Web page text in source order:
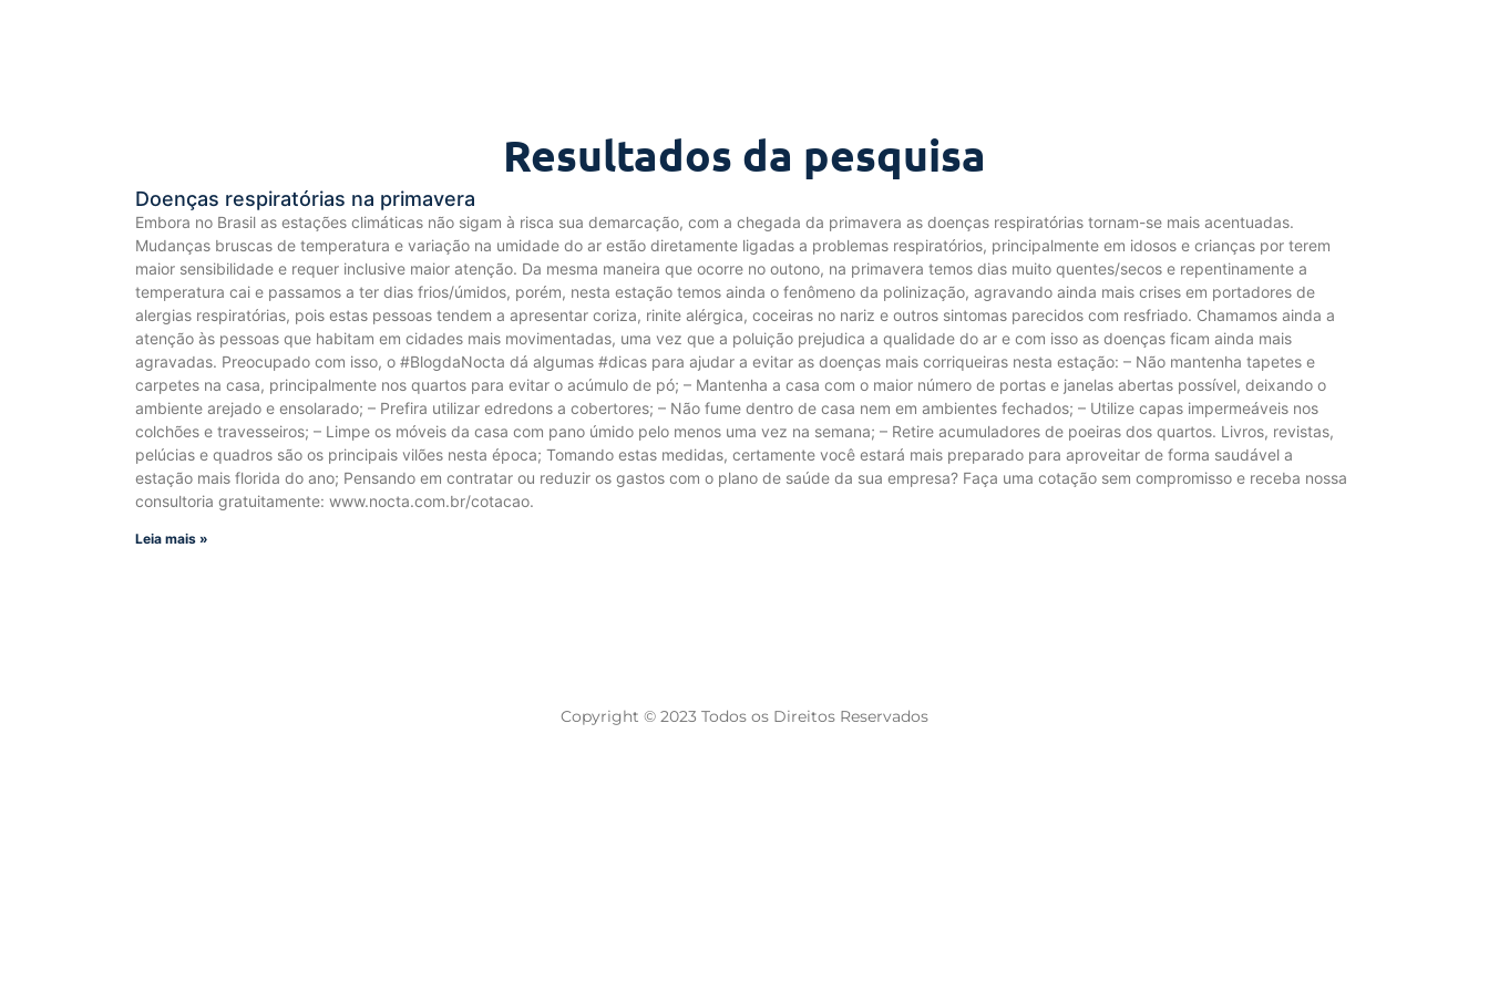
Resultados da pesquisa
Doenças respiratórias na primavera
Embora no Brasil as estações climáticas não sigam à risca sua demarcação, com a chegada da primavera as doenças respiratórias tornam-se mais acentuadas.
Mudanças bruscas de temperatura e variação na umidade do ar estão diretamente ligadas a problemas respiratórios, principalmente em idosos e crianças por terem
maior sensibilidade e requer inclusive maior atenção. Da mesma maneira que ocorre no outono, na primavera temos dias muito quentes/secos e repentinamente a
temperatura cai e passamos a ter dias frios/úmidos, porém, nesta estação temos ainda o fenômeno da polinização, agravando ainda mais crises em portadores de
alergias respiratórias, pois estas pessoas tendem a apresentar coriza, rinite alérgica, coceiras no nariz e outros sintomas parecidos com resfriado. Chamamos ainda a
atenção às pessoas que habitam em cidades mais movimentadas, uma vez que a poluição prejudica a qualidade do ar e com isso as doenças ficam ainda mais
agravadas. Preocupado com isso, o #BlogdaNocta dá algumas #dicas para ajudar a evitar as doenças mais corriqueiras nesta estação: – Não mantenha tapetes e
carpetes na casa, principalmente nos quartos para evitar o acúmulo de pó; – Mantenha a casa com o maior número de portas e janelas abertas possível, deixando o
ambiente arejado e ensolarado; – Prefira utilizar edredons a cobertores; – Não fume dentro de casa nem em ambientes fechados; – Utilize capas impermeáveis nos
colchões e travesseiros; – Limpe os móveis da casa com pano úmido pelo menos uma vez na semana; – Retire acumuladores de poeiras dos quartos. Livros, revistas,
pelúcias e quadros são os principais vilões nesta época; Tomando estas medidas, certamente você estará mais preparado para aproveitar de forma saudável a
estação mais florida do ano; Pensando em contratar ou reduzir os gastos com o plano de saúde da sua empresa? Faça uma cotação sem compromisso e receba nossa
consultoria gratuitamente: www.nocta.com.br/cotacao.
Leia mais »
Copyright © 2023 Todos os Direitos Reservados